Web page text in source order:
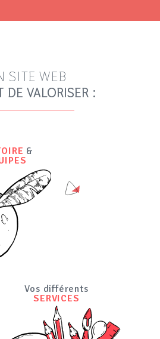
SITE WEB
DE VALORISER :
&
Vos différents
SERVICES